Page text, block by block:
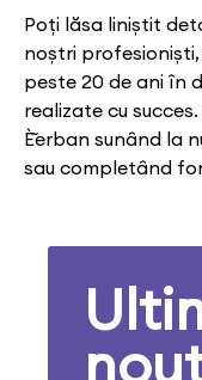
Poți lăsa liniștit
noștri
peste 20 de ani în
realizate cu
È˜erban sunând la
sau completând